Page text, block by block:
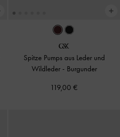
Spitze Pumps aus Leder und
Wildleder - Burgunder
119,00 €